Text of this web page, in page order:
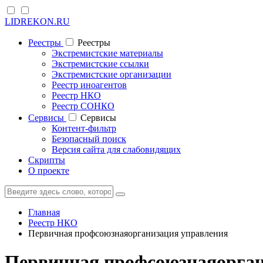
LIDREKON.RU
Реестры
Реестры
Экстремистские материалы
Экстремистские ссылки
Экстремистские организации
Реестр иноагентов
Реестр НКО
Реестр СОНКО
Cервисы
Cервисы
Контент-фильтр
Безопасный поиск
Версия сайта для слабовидящих
Скрипты
О проекте
Главная
Реестр НКО
Первичная профсоюзнаяорганизация управления